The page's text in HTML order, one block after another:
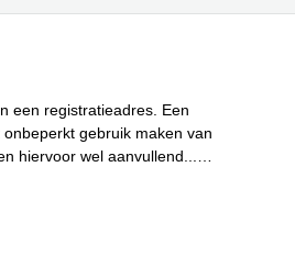
een registratieadres. Een
gebruik maken van
hiervoor wel aanvullend